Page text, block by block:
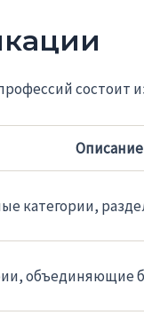
состоит
Описание
категории,
объединяющие